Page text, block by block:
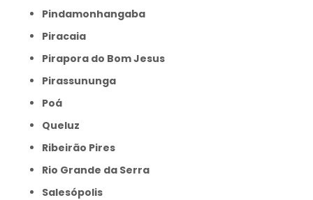
Pindamonhangaba
Piracaia
Pirapora do Bom Jesus
Pirassununga
Poá
Queluz
Ribeirão Pires
Rio Grande da Serra
Salesópolis